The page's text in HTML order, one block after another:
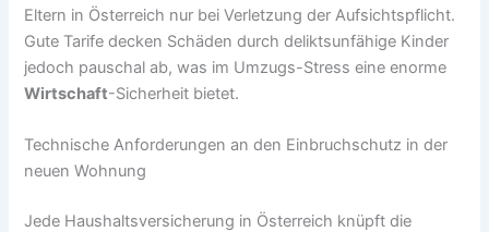
Eltern in Österreich nur bei Verletzung der Aufsichtspflicht.
Gute Tarife decken Schäden durch deliktsunfähige Kinder
jedoch pauschal ab, was im Umzugs-Stress eine enorme
Wirtschaft-Sicherheit bietet.
Technische Anforderungen an den Einbruchschutz in der
neuen Wohnung
Jede Haushaltsversicherung in Österreich knüpft die